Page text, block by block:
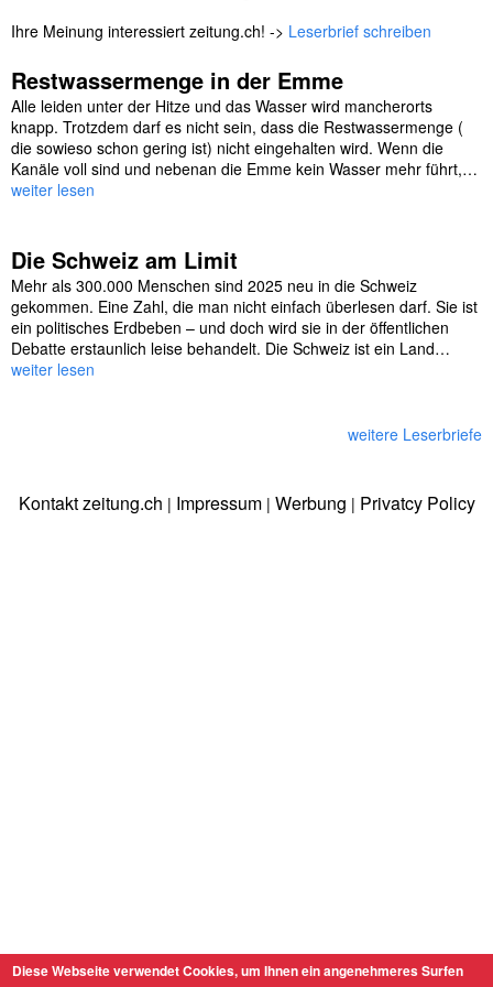
Ihre Meinung interessiert zeitung.ch! -> Leserbrief schreiben
Restwassermenge in der Emme
Alle leiden unter der Hitze und das Wasser wird mancherorts
knapp. Trotzdem darf es nicht sein, dass die Restwassermenge (
die sowieso schon gering ist) nicht eingehalten wird. Wenn die
Kanäle voll sind und nebenan die Emme kein Wasser mehr führt,…
weiter lesen
Die Schweiz am Limit
Mehr als 300.000 Menschen sind 2025 neu in die Schweiz
gekommen. Eine Zahl, die man nicht einfach überlesen darf. Sie ist
ein politisches Erdbeben – und doch wird sie in der öffentlichen
Debatte erstaunlich leise behandelt. Die Schweiz ist ein Land…
weiter lesen
weitere Leserbriefe
Kontakt zeitung.ch | Impressum| Werbung | Privatcy Policy
Diese Webseite verwendet Cookies, um Ihnen ein angenehmeres Surfen